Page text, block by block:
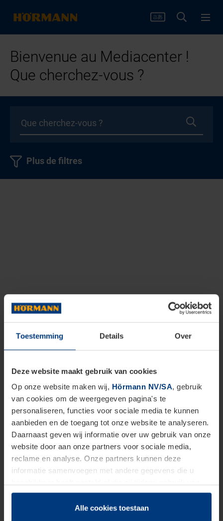
Toestemming Details Over
Deze website maakt gebruik van cookies
Op onze website maken wij, Hörmann NV/SA, gebruik
van cookies om de weergegeven pagina's te
personaliseren, functies voor sociale media te kunnen
aanbieden en de toegang tot onze website te analyseren.
Daarnaast geven wij informatie over uw gebruik van onze
website door aan onze partners voor sociale media,
reclame en analyse. Onze partners kunnen deze
informatie samenvoegen met andere gegevens die u
hun diensten hebben verzameld.
Juridisch hebben wij het recht om cookies op uw
Alle cookies toestaan
Bienvenue au Mediacenter !
Que cherchez-vous ?
Plus de filtres